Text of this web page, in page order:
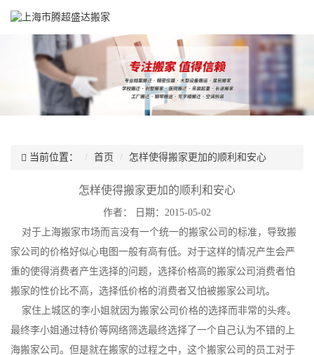
当前位置： 首页 怎样使得搬家更加的顺利和安心
怎样使得搬家更加的顺利和安心
作者：
日期：2015-05-02
对于上海搬家市场而言没有一个统一的搬家公司的标准，导致搬
家公司的价格好似心电图一般有高有低。对于这样的情况产生会严
重的使得消费者产生选择的问题，选择价格高的搬家公司消费者怕
搬家的性价比不高，选择低价格的消费者又怕被搬家公司坑。
家住上城区的李小姐就因为搬家公司价格的选择而非常的头疼。
最终李小姐通过特价等网络筛选最终选择了一个自己认为不错的上
海搬家公司。但是就在搬家的过程之中，这个搬家公司的员工对于